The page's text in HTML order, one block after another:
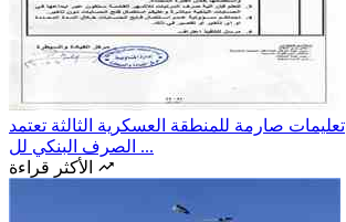
تعليمات صارمة للمنطقة العسكرية الثالثة تعتمد
الصرف البنكي لل ...